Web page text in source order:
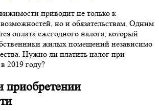
приводит не только к
но и обязательствам. Одним
оплата ежегодного налога, который
жилых помещений независимо
Нужно ли платить налог при
2019 году?
приобретении